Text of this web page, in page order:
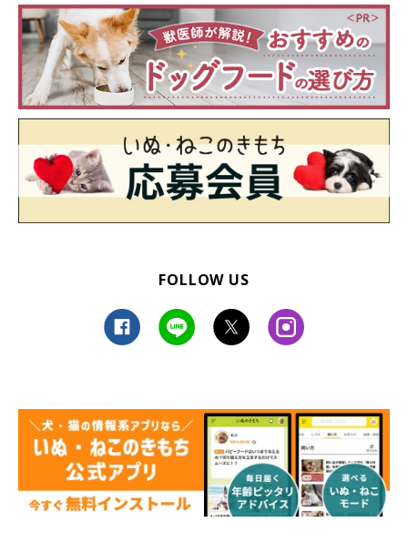
FOLLOW US